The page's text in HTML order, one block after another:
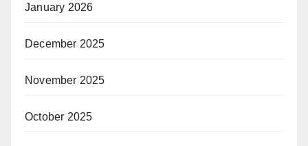
January 2026
December 2025
November 2025
October 2025